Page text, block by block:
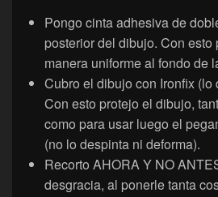
Pongo cinta adhesiva de
posterior del dibujo. Con
manera uniforme al fondo de
Cubro el dibujo con Ironfix (lo
Con esto protejo el dibujo,
como para usar luego el
(no lo despinta ni deforma).
Recorto AHORA Y NO
desgracia, al ponerle tanta